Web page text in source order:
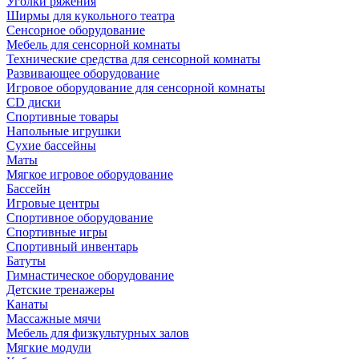
Ширмы для кукольного театра
Сенсорное оборудование
Мебель для сенсорной комнаты
Технические средства для сенсорной комнаты
Развивающее оборудование
Игровое оборудование для сенсорной комнаты
CD диски
Спортивные товары
Напольные игрушки
Сухие бассейны
Маты
Мягкое игровое оборудование
Бассейн
Игровые центры
Спортивное оборудование
Спортивные игры
Спортивный инвентарь
Батуты
Гимнастическое оборудование
Детские тренажеры
Канаты
Массажные мячи
Мебель для физкультурных залов
Мягкие модули